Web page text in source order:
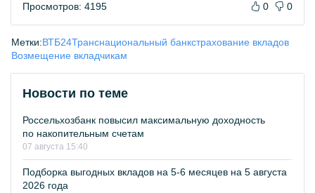
Просмотров: 4195 0 0
Метки:ВТБ24Транснациональный банкстрахование вкладов
Возмещение вкладчикам
Новости по теме
Россельхозбанк повысил максимальную доходность
по накопительным счетам
07 августа 15:40
Подборка выгодных вкладов на 5-6 месяцев на 5 августа
2026 года